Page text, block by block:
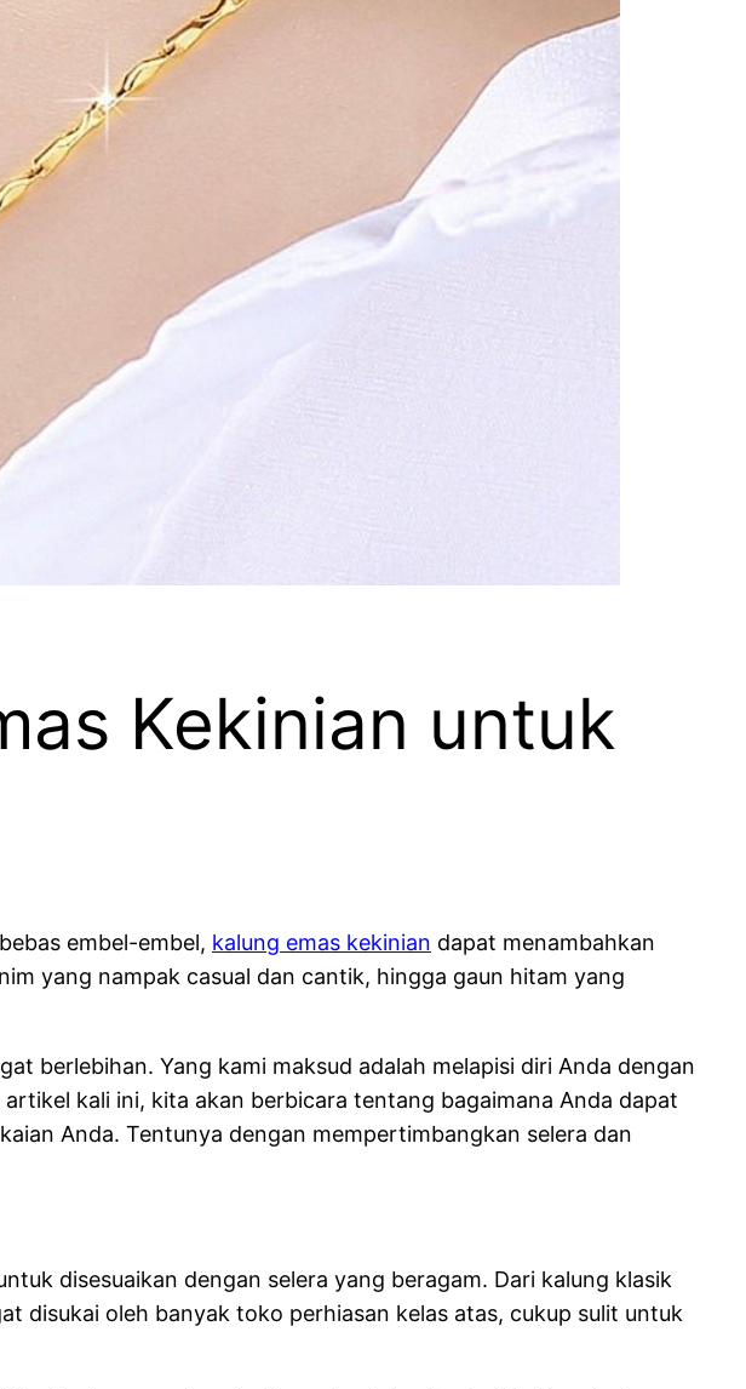
Kekinian untuk
embel-embel, kalung emas kekinian dapat menambahkan
yang nampak casual dan cantik, hingga gaun hitam yang
berlebihan. Yang kami maksud adalah melapisi diri Anda dengan
kali ini, kita akan berbicara tentang bagaimana Anda dapat
Anda. Tentunya dengan mempertimbangkan selera dan
disesuaikan dengan selera yang beragam. Dari kalung klasik
disukai oleh banyak toko perhiasan kelas atas, cukup sulit untuk